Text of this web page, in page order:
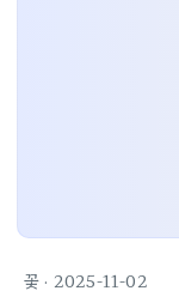
꽃 · 2025-11-02